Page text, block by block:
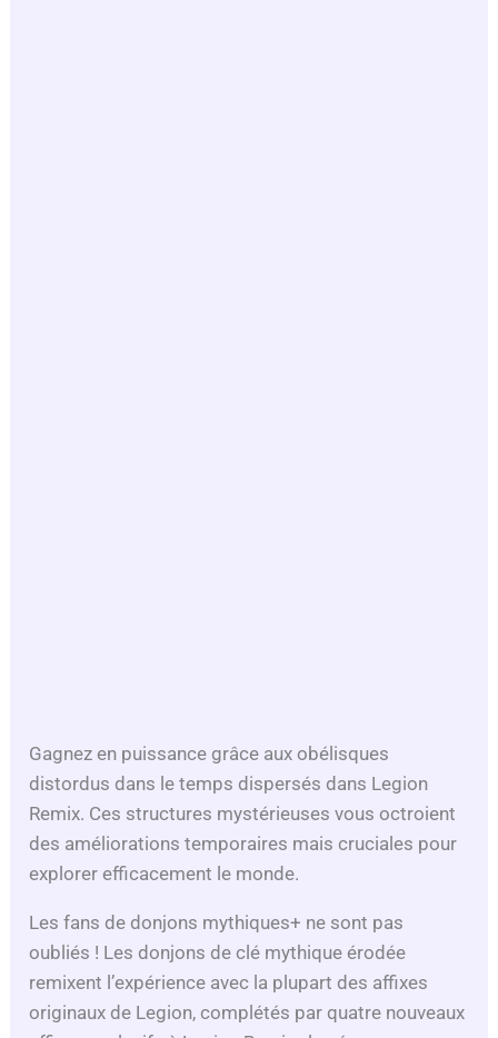
Gagnez en puissance grâce aux obélisques
distordus dans le temps dispersés dans Legion
Remix. Ces structures mystérieuses vous octroient
des améliorations temporaires mais cruciales pour
explorer efficacement le monde.
Les fans de donjons mythiques+ ne sont pas
oubliés ! Les donjons de clé mythique érodée
remixent l’expérience avec la plupart des affixes
originaux de Legion, complétés par quatre nouveaux